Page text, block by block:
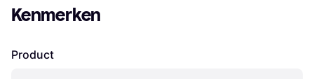
Kenmerken
Product